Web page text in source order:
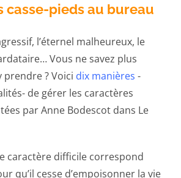
casse-pieds au bureau
l’éternel malheureux, le
Vous ne savez plus
? Voici dix manières -
de gérer les caractères
par Anne Bodescot dans Le
caractère difficile correspond
qu’il cesse d’empoisonner la vie